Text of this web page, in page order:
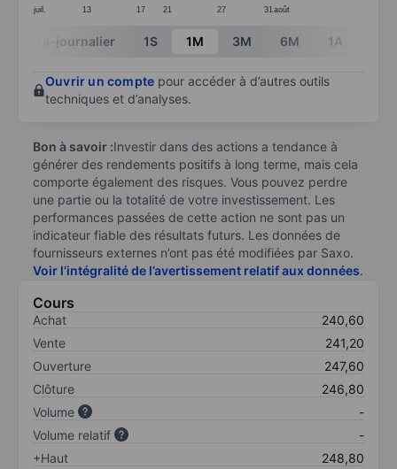
juil. 13 17 21 27 31 août
End of interactive chart.
Intra-journalier 1S 1M 3M 6M 1A
Ouvrir un compte pour accéder à d’autres outils
techniques et d’analyses.
Bon à savoir :Investir dans des actions a tendance à
générer des rendements positifs à long terme, mais cela
comporte également des risques. Vous pouvez perdre
une partie ou la totalité de votre investissement. Les
performances passées de cette action ne sont pas un
indicateur fiable des résultats futurs. Les données de
fournisseurs externes n’ont pas été modifiées par Saxo.
Voir l’intégralité de l’avertissement relatif aux données.
Cours
Achat
240,60
Vente
241,20
Ouverture
247,60
Clôture
246,80
Volume
-
Volume relatif
-
+Haut
248,80